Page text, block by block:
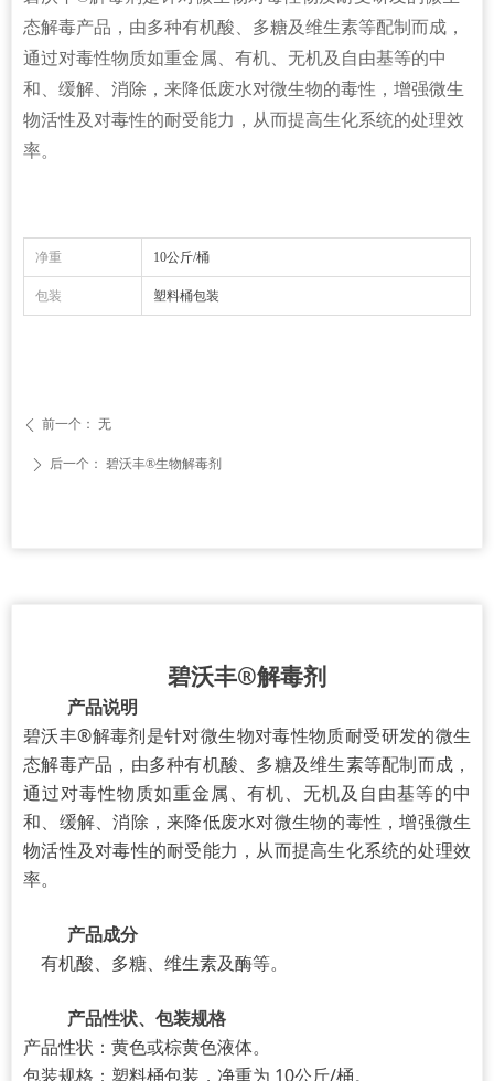
态解毒产品，由多种有机酸、多糖及维生素等配制而成，
通过对毒性物质如重金属、有机、无机及自由基等的中
和、缓解、消除，来降低废水对微生物的毒性，增强微生
物活性及对毒性的耐受能力，从而提高生化系统的处理效
率。
净重 10公斤/桶
包装 塑料桶包装
ꄴ 前一个： 无
ꄲ 后一个： 碧沃丰®生物解毒剂
碧沃丰®解毒剂
产品说明
碧沃丰®解毒剂是针对微生物对毒性物质耐受研发的微生
态解毒产品，由多种有机酸、多糖及维生素等配制而成，
通过对毒性物质如重金属、有机、无机及自由基等的中
和、缓解、消除，来降低废水对微生物的毒性，增强微生
物活性及对毒性的耐受能力，从而提高生化系统的处理效
率。
产品成分
有机酸、多糖、维生素及酶等。
产品性状、包装规格
产品性状：黄色或棕黄色液体。
包装规格：塑料桶包装，净重为 10公斤/桶。